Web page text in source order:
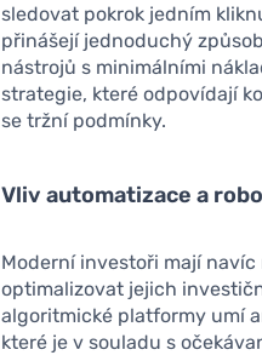
sledovat pokrok jedním
přinášejí jednoduchý
nástrojů s minimálními
strategie, které odpovídají
se tržní podmínky.
Vliv automatizace a
Moderní investoři mají
optimalizovat jejich
algoritmické platformy umí
které je v souladu s